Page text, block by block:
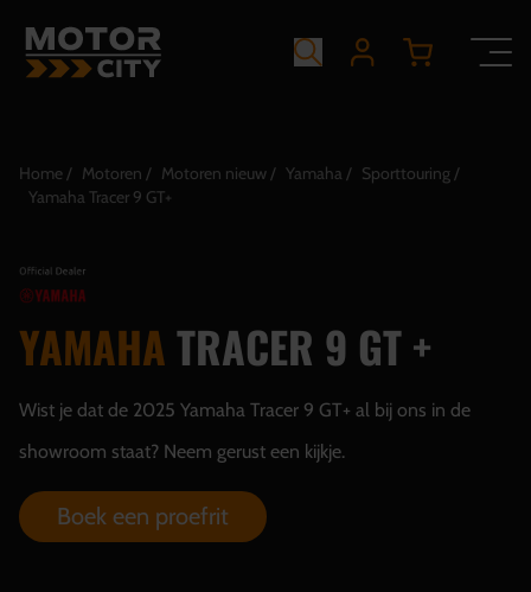
Home Motoren Motoren nieuw Yamaha
Sporttouring
Yamaha Tracer 9 GT+
YAMAHATRACER 9 GT +
Wist je dat de 2025 Yamaha Tracer 9 GT+ al bij ons in de
showroom staat? Neem gerust een kijkje.
Boek een proefrit